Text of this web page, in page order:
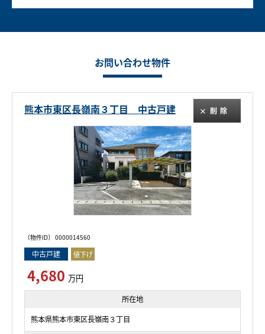
お問い合わせ物件
熊本市東区長嶺南３丁目 中古戸建 削除
〔物件ID〕 0000014560
中古戸建 値下げ
4,680 万円
所在地
熊本県熊本市東区長嶺南３丁目